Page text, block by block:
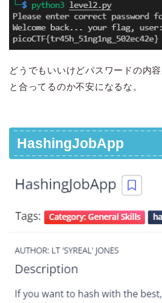
どうでもいいけどパスワードの内
と合ってるのか不安になるな。
HashingJobApp